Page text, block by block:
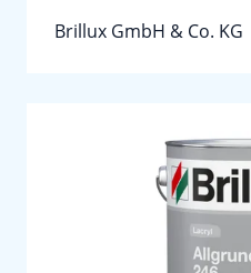
Brillux GmbH & Co. KG